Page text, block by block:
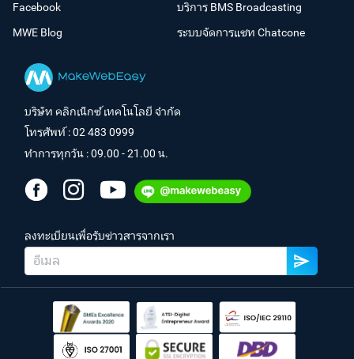
Facebook
MWE Blog
บริการ BMS Broadcasting
ระบบจัดการแชท Chatcone
บริษัท คลิกเน็กซ์ เทคโนโลยี จำกัด
โทรศัพท์ :02 483 0999
ทำการทุกวัน : 09.00 - 21.00 น.
ลงทะเบียนเพื่อรับข่าวสารจากเรา